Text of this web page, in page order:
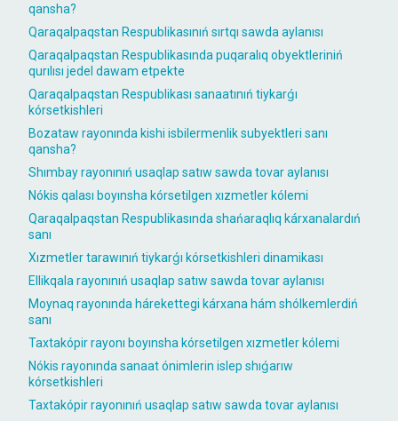
qansha?
Qaraqalpaqstan Respublikasınıń sırtqı sawda aylanısı
Qaraqalpaqstan Respublikasında puqaralıq obyektleriniń
qurılısı jedel dawam etpekte
Qaraqalpaqstan Respublikası sanaatınıń tiykarǵı
kórsetkishleri
Bozataw rayonında kishi isbilermenlik subyektleri sanı
qansha?
Shımbay rayonınıń usaqlap satıw sawda tovar aylanısı
Nókis qalası boyınsha kórsetilgen xızmetler kólemi
Qaraqalpaqstan Respublikasında shańaraqlıq kárxanalardıń
sanı
Xızmetler tarawınıń tiykarǵı kórsetkishleri dinamikası
Ellikqala rayonınıń usaqlap satıw sawda tovar aylanısı
Moynaq rayonında hárekettegi kárxana hám shólkemlerdiń
sanı
Taxtakópir rayonı boyınsha kórsetilgen xızmetler kólemi
Nókis rayonında sanaat ónimlerin islep shıǵarıw
kórsetkishleri
Taxtakópir rayonınıń usaqlap satıw sawda tovar aylanısı